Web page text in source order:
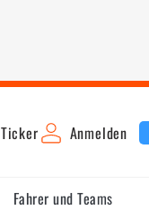
Ticker Anmelden
Fahrer und Teams